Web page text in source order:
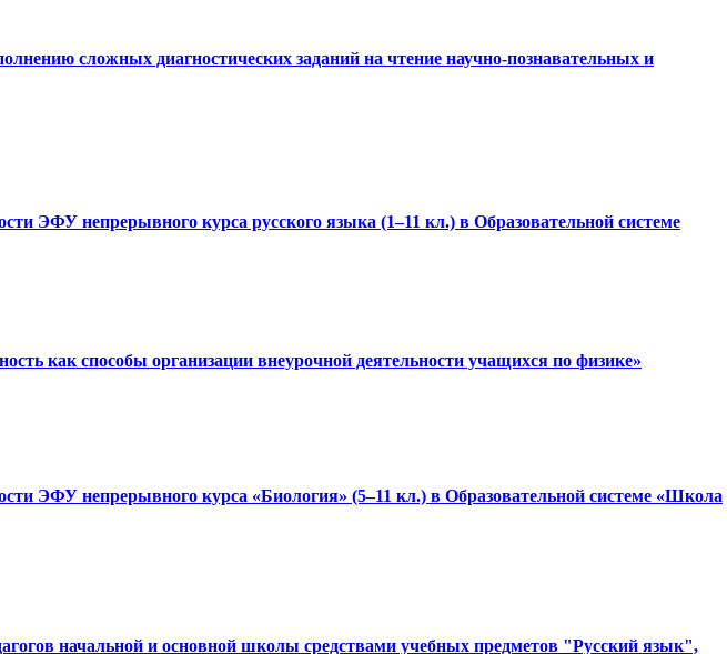
сложных диагностических заданий на чтение научно-познавательных и
ЭФУ непрерывного курса русского языка (1–11 кл.) в Образовательной системе
как способы организации внеурочной деятельности учащихся по физике»
ЭФУ непрерывного курса «Биология» (5–11 кл.) в Образовательной системе «Школа
начальной и основной школы средствами учебных предметов "Русский язык",